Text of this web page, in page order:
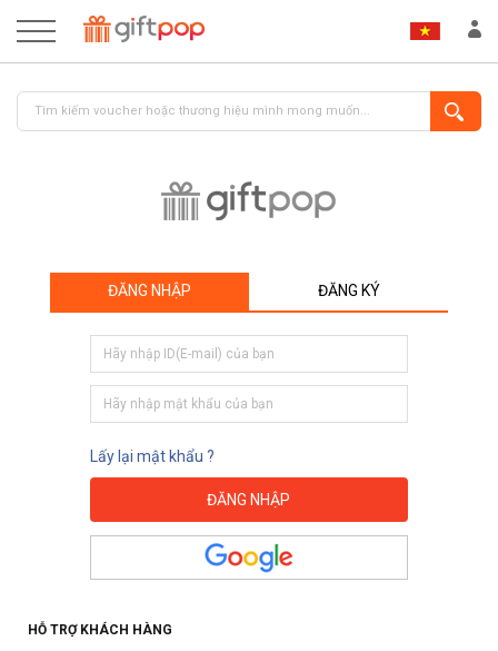
ĐĂNG NHẬP ĐĂNG KÝ
Lấy lại mật khẩu ?
HỖ TRỢ KHÁCH HÀNG